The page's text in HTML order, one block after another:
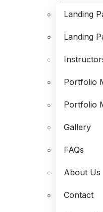
Landing
Landing
Portfolio
Portfolio
Gallery
FAQs
About Us
Contact